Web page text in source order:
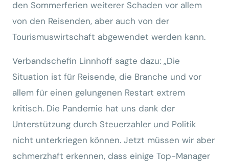
den Sommerferien weiterer Schaden vor allem
von den Reisenden, aber auch von der
Tourismuswirtschaft abgewendet werden kann.
Verbandschefin Linnhoff sagte dazu: „Die
Situation ist für Reisende, die Branche und vor
allem für einen gelungenen Restart extrem
kritisch. Die Pandemie hat uns dank der
Unterstützung durch Steuerzahler und Politik
nicht unterkriegen können. Jetzt müssen wir aber
schmerzhaft erkennen, dass einige Top-Manager